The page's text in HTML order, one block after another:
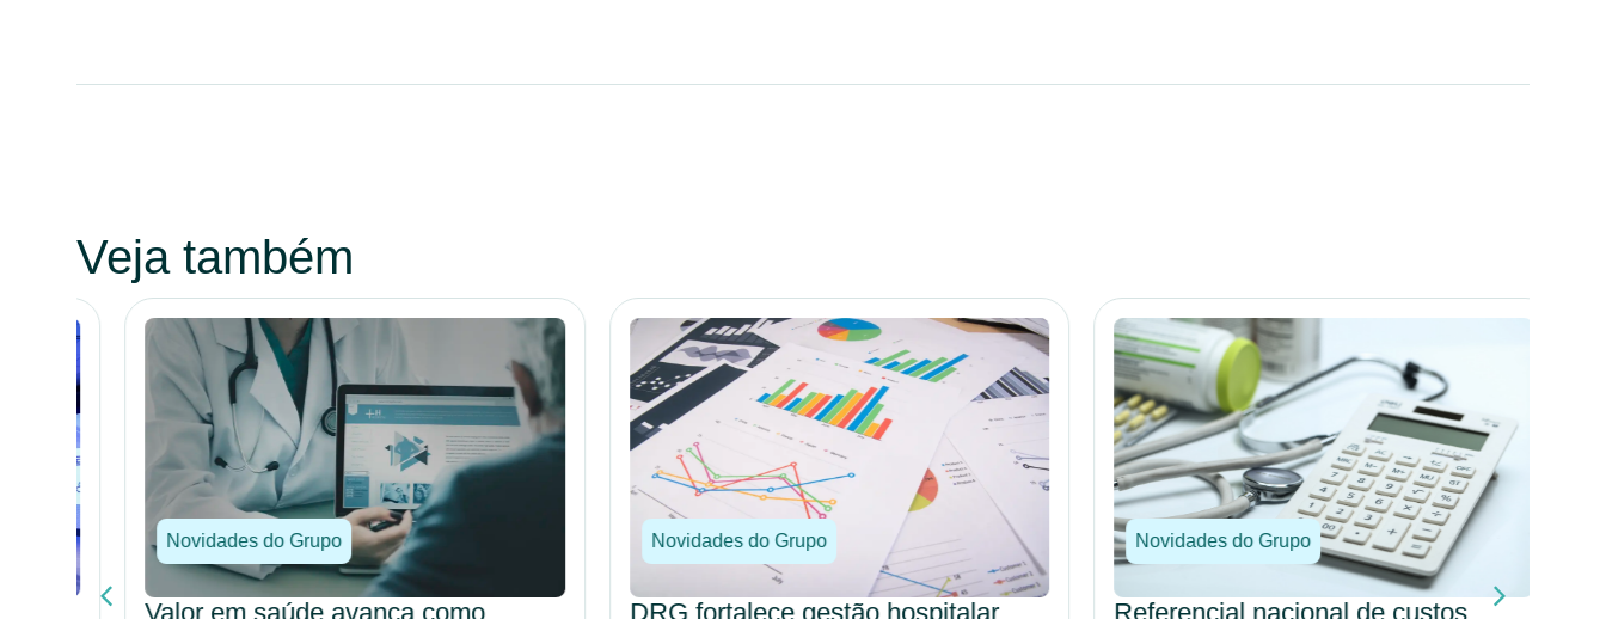
Veja também
Novidades do Grupo
Valor em saúde avança como
Novidades do Grupo
DRG fortalece gestão hospitalar
Novidades do Grupo
Referencial nacional de custos